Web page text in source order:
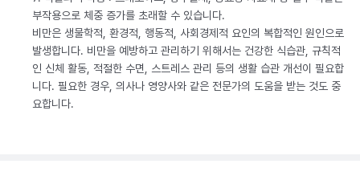
부작용으로 체중 증가를 초래할 수 있습니다.
비만은 생물학적, 환경적, 행동적, 사회경제적 요인의 복합적인 원인으로
발생합니다. 비만을 예방하고 관리하기 위해서는 건강한 식습관, 규칙적
인 신체 활동, 적절한 수면, 스트레스 관리 등의 생활 습관 개선이 필요합
니다. 필요한 경우, 의사나 영양사와 같은 전문가의 도움을 받는 것도 중
요합니다.